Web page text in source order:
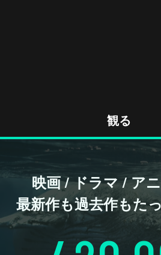
観る
映画 / ドラマ / ア
最新作も過去作もた